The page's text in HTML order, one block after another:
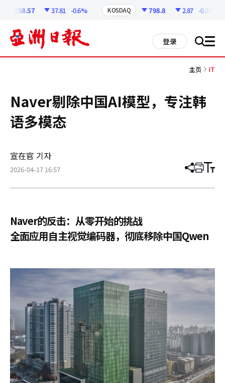
6258.57 37.81 -0.6% KOSDAQ 798.8 2.87 -0.36%
登录 搜 all
主页 IT
Naver剔除中国AI模型，专注韩
语多模态
宣在官 기자
2026-04-17 16:57 分
章
打 调
小
Naver的反击：从零开始的挑战
全面应用自主视觉编码器，彻底移除中国Qwen